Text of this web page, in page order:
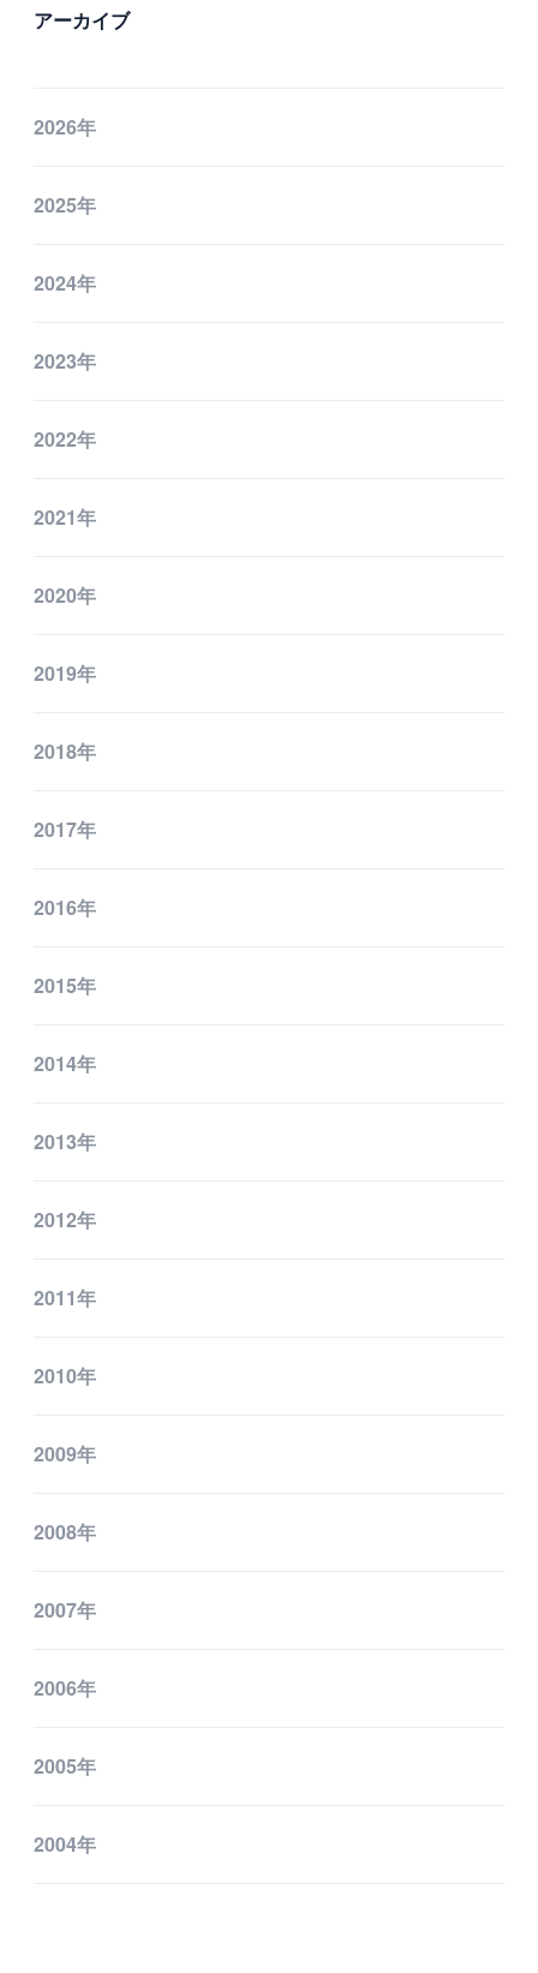
アーカイブ
2026年
2025年
2024年
2023年
2022年
2021年
2020年
2019年
2018年
2017年
2016年
2015年
2014年
2013年
2012年
2011年
2010年
2009年
2008年
2007年
2006年
2005年
2004年